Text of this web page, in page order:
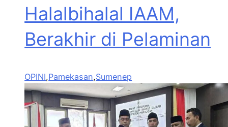
Halalbihalal IAAM,
Berakhir di Pelaminan
OPINI,Pamekasan,Sumenep